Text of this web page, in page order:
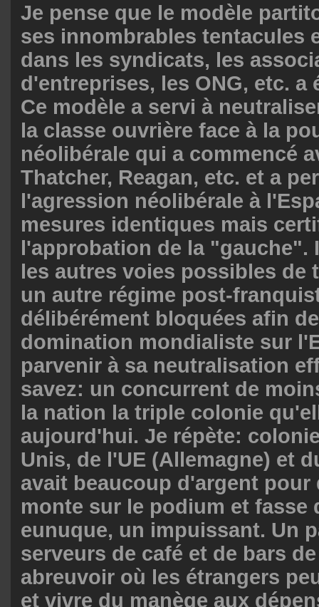
Je pense que le modèle
ses innombrables tentacules
dans les syndicats, les
d'entreprises, les ONG, etc. a
Ce modèle a servi à
la classe ouvrière face à la
néolibérale qui a commencé
Thatcher, Reagan, etc. et a
l'agression néolibérale à
mesures identiques mais
l'approbation de la "gauche".
les autres voies possibles de
un autre régime post-
délibérément bloquées afin
domination mondialiste sur
parvenir à sa neutralisation
savez: un concurrent de
la nation la triple colonie
aujourd'hui. Je répète:
Unis, de l'UE (Allemagne) et
avait beaucoup d'argent pour
monte sur le podium et fasse
eunuque, un impuissant. Un
serveurs de café et de bars
abreuvoir où les étrangers
et vivre du manège aux